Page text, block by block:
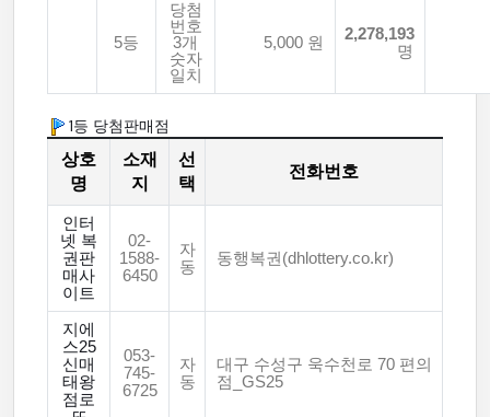
5등
당첨
번호
3개
숫자
일치
5,000 원
2,278,193
명
1등 당첨판매점
상호
명
소재
지
선
택
전화번호
인터
넷 복
권판
매사
이트
02-
1588-
6450
자
동
동행복권(dhlottery.co.kr)
지에
스25
신매
태왕
점로
053-
745-
6725
자
동
대구 수성구 욱수천로 70 편의
점_GS25